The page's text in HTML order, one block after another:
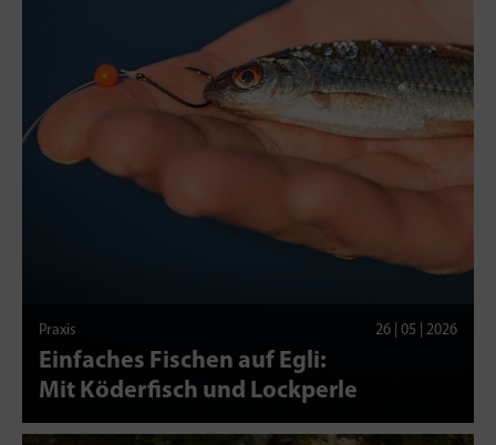
Praxis 26 | 05 | 2026
Einfaches Fischen auf Egli:
Mit Köderfisch und Lockperle